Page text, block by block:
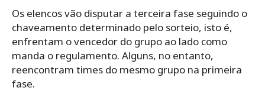
Os elencos vão disputar a terceira fase seguindo o
chaveamento determinado pelo sorteio, isto é,
enfrentam o vencedor do grupo ao lado como
manda o regulamento. Alguns, no entanto,
reencontram times do mesmo grupo na primeira
fase.